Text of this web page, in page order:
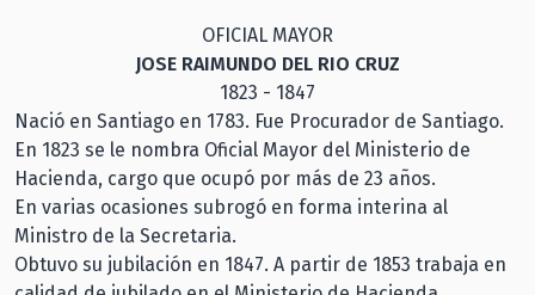
OFICIAL MAYOR
JOSE RAIMUNDO DEL RIO CRUZ
1823 - 1847
Nació en Santiago en 1783. Fue Procurador de Santiago.
En 1823 se le nombra Oficial Mayor del Ministerio de
Hacienda, cargo que ocupó por más de 23 años.
En varias ocasiones subrogó en forma interina al
Ministro de la Secretaria.
Obtuvo su jubilación en 1847. A partir de 1853 trabaja en